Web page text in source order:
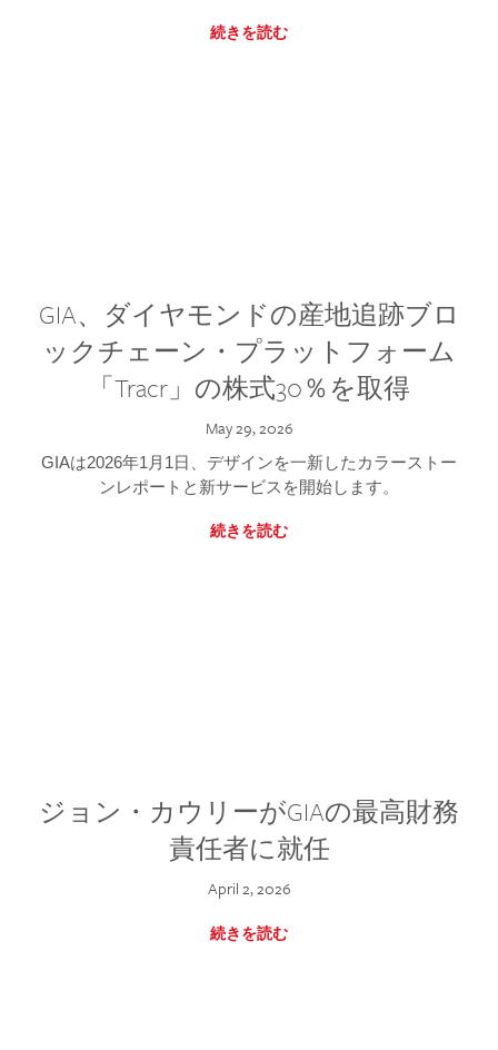
続きを読む
GIA、ダイヤモンドの産地追跡ブロ
ックチェーン・プラットフォーム
「Tracr」の株式30％を取得
May 29, 2026
GIAは2026年1月1日、デザインを一新したカラーストー
ンレポートと新サービスを開始します。
続きを読む
ジョン・カウリーがGIAの最高財務
責任者に就任
April 2, 2026
続きを読む